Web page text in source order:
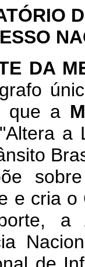
que a
a
e cria
a